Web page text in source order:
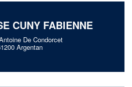
CUNY FABIENNE
De Condorcet
Argentan